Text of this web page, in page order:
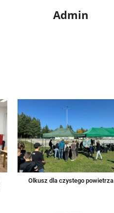
Admin
Olkusz dla czystego powietrza